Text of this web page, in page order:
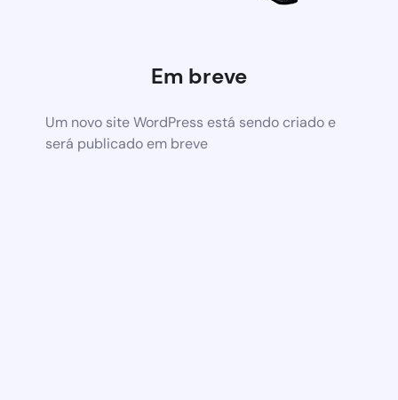
Em breve
Um novo site WordPress está sendo criado e
será publicado em breve